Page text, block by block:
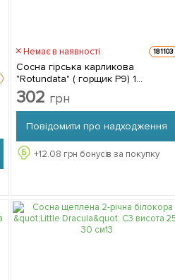
Немає в наявності 181103
Сосна гірська карликова
"Rotundata" ( горщик P9) 1
саджанець в упаковці
302 грн
Повідомити про надходження
+12.08 грн бонусів за покупку